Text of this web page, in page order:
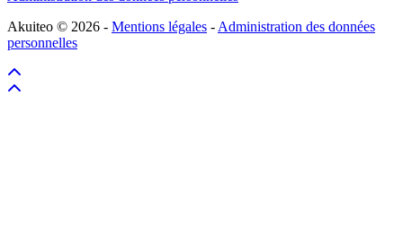
Akuiteo © 2026 - Mentions légales - Administration des données
personnelles